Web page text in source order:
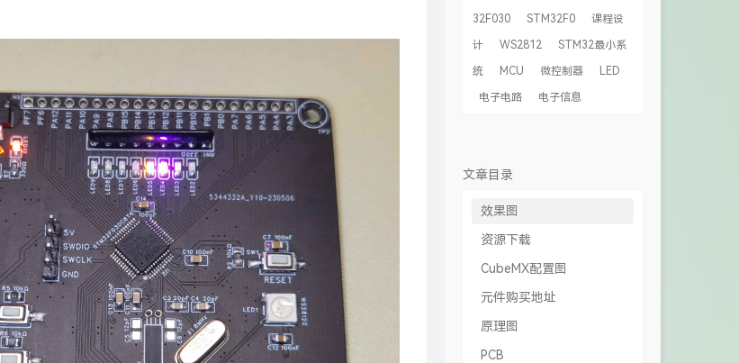
32F030 STM32F0 课程设
计 WS2812 STM32最小系
统 MCU 微控制器 LED
电子电路 电子信息
文章目录
效果图
资源下载
CubeMX配置图
元件购买地址
原理图
PCB